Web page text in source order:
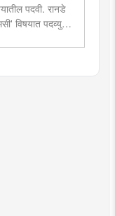
पदवी. रानडे
विषयात पदव्युत्तर
डेव्हलपमेंट' विशेष